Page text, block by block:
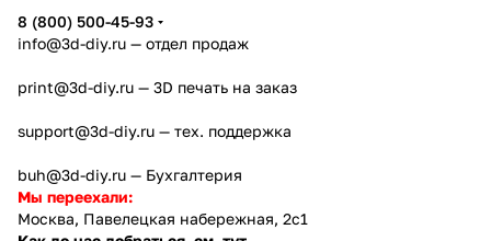
8 (800) 500-45-93
info@3d-diy.ru — отдел продаж
print@3d-diy.ru — 3D печать на заказ
support@3d-diy.ru — тех. поддержка
buh@3d-diy.ru — Бухгалтерия
Мы переехали:
Москва, Павелецкая набережная, 2с1